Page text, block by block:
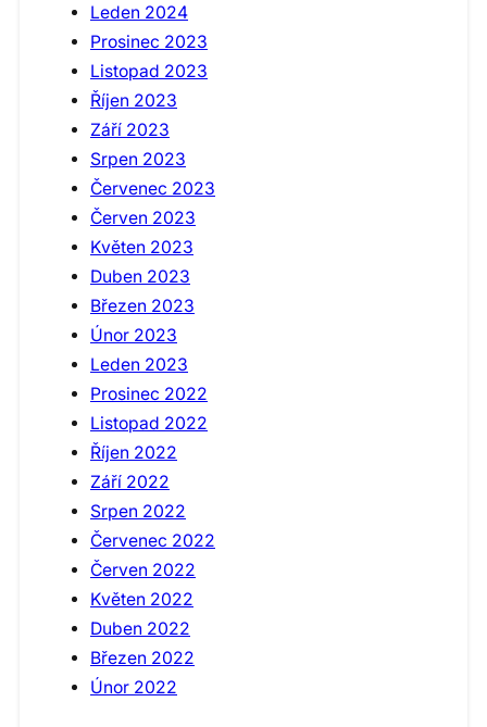
Leden 2024
Prosinec 2023
Listopad 2023
Říjen 2023
Září 2023
Srpen 2023
Červenec 2023
Červen 2023
Květen 2023
Duben 2023
Březen 2023
Únor 2023
Leden 2023
Prosinec 2022
Listopad 2022
Říjen 2022
Září 2022
Srpen 2022
Červenec 2022
Červen 2022
Květen 2022
Duben 2022
Březen 2022
Únor 2022